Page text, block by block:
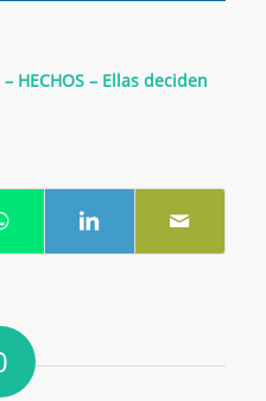
HECHOS – Ellas deciden